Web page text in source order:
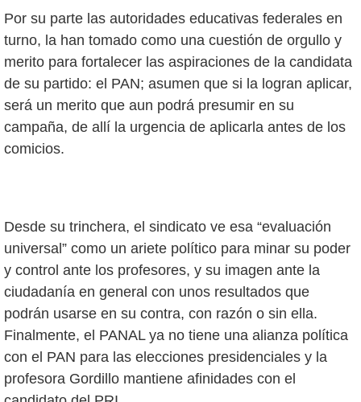
Por su parte las autoridades educativas federales en
turno, la han tomado como una cuestión de orgullo y
merito para fortalecer las aspiraciones de la candidata
de su partido: el PAN; asumen que si la logran aplicar,
será un merito que aun podrá presumir en su
campaña, de allí la urgencia de aplicarla antes de los
comicios.
Desde su trinchera, el sindicato ve esa “evaluación
universal” como un ariete político para minar su poder
y control ante los profesores, y su imagen ante la
ciudadanía en general con unos resultados que
podrán usarse en su contra, con razón o sin ella.
Finalmente, el PANAL ya no tiene una alianza política
con el PAN para las elecciones presidenciales y la
profesora Gordillo mantiene afinidades con el